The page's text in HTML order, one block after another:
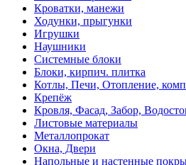
Кроватки, манежи
Ходунки, прыгунки
Игрушки
Наушники
Системные блоки
Блоки, кирпич. плитка
Котлы, Печи, Отопление,
Крепёж
Кровля, Фасад, Забор,
Листовые материалы
Металлопрокат
Окна, Двери
Напольные и настенные